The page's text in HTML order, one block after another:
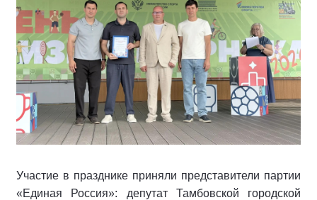
Участие в празднике приняли представители партии
«Единая Россия»: депутат Тамбовской городской